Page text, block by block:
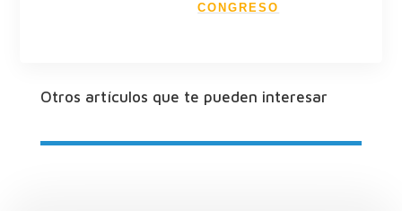
CONGRESO
Otros artículos que te pueden interesar